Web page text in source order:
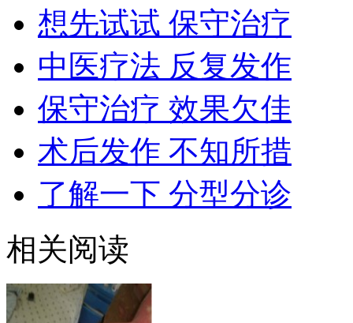
想先试试 保守治疗
中医疗法 反复发作
保守治疗 效果欠佳
术后发作 不知所措
了解一下 分型分诊
相关阅读